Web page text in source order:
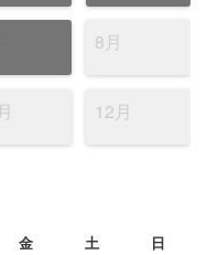
8月
12月
金 土 日